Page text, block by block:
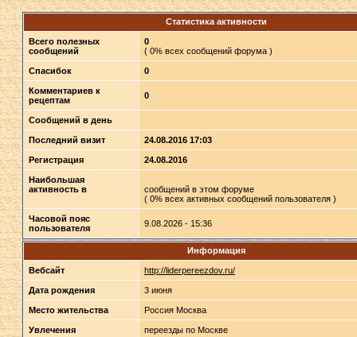
Статистика активности
Всего полезных
сообщений
0
( 0% всех сообщений форума )
Спасибок 0
Комментариев к
рецептам
0
Сообщений в день
Последний визит 24.08.2016 17:03
Регистрация 24.08.2016
Наибольшая
активность в
сообщений в этом форуме
( 0% всех активных сообщений пользователя )
Часовой пояс
пользователя
9.08.2026 - 15:36
Информация
Вебсайт http://liderpereezdov.ru/
Дата рождения 3 июня
Место жительства Россия Москва
Увлечения переезды по Москве